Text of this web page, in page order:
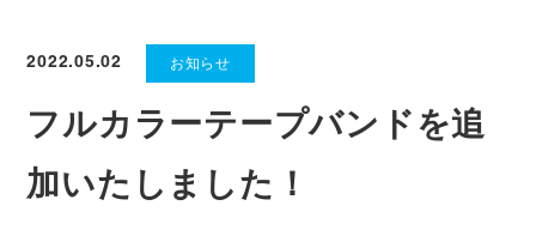
2022.05.02 お知らせ
フルカラーテープバンドを追
加いたしました！